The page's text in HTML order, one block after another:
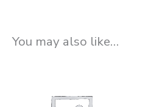
You may also like…